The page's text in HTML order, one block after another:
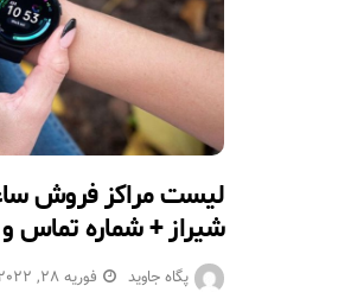
لیست مراکز فروش
شیراز + شماره تماس
پگاه جاوید فوریه 28, 2022